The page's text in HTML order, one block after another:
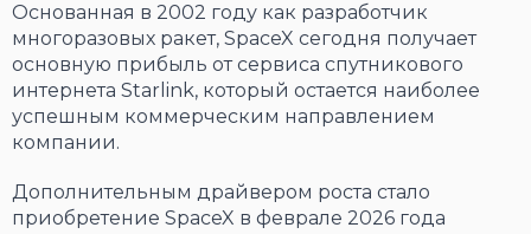
Основанная в 2002 году как разработчик
многоразовых ракет, SpaceX сегодня получает
основную прибыль от сервиса спутникового
интернета Starlink, который остается наиболее
успешным коммерческим направлением
компании.
Дополнительным драйвером роста стало
приобретение SpaceX в феврале 2026 года